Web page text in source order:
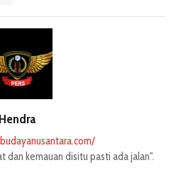
Hendra
dan kemauan disitu pasti ada jalan".